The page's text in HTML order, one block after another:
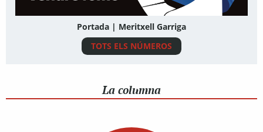
Portada | Meritxell Garriga
TOTS ELS NÚMEROS
La columna